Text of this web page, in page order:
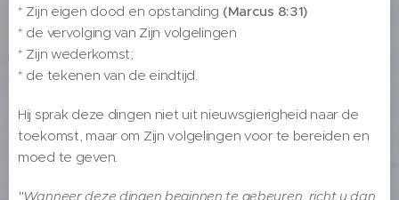
* Zijn eigen dood en opstanding (Marcus 8:31)
* de vervolging van Zijn volgelingen
* Zijn wederkomst;
* de tekenen van de eindtijd.
Hij sprak deze dingen niet uit nieuwsgierigheid naar de
toekomst, maar om Zijn volgelingen voor te bereiden en
moed te geven.
"Wanneer deze dingen beginnen te gebeuren, richt u dan